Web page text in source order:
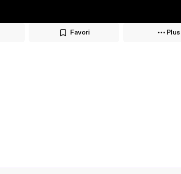
Favori Plus